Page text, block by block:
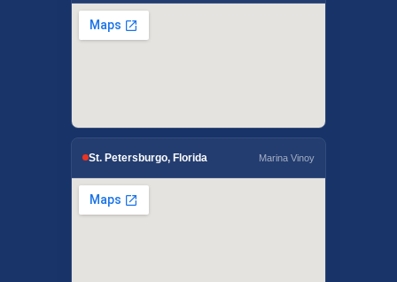
St. Petersburgo, Florida Marina Vinoy